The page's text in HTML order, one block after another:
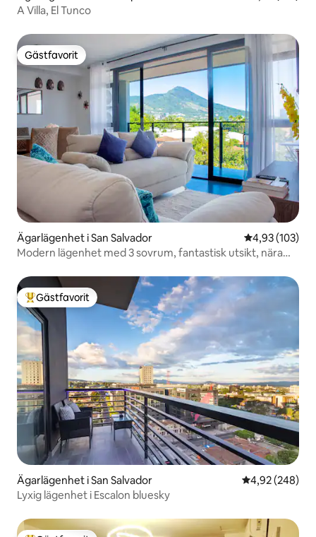
A Villa, El Tunco
Gästfavorit
Gästfavorit
Ägarlägenhet i San Salvador 4,93 av 5 i
4,93 (103)
Modern lägenhet med 3 sovrum, fantastisk utsikt, nära
Populär gästfavorit
Gästfavorit
Ägarlägenhet i San Salvador 4,92 av 5 i
4,92 (248)
Lyxig lägenhet i Escalon bluesky